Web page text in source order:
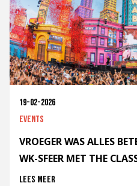
19-02-2026
Events
VROEGER WAS ALLES
WK-SFEER MET THE
Lees meer